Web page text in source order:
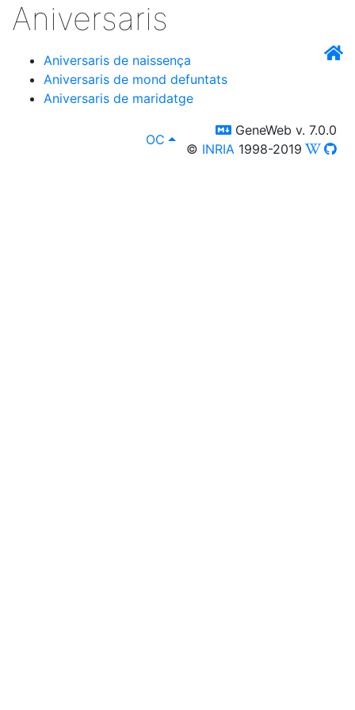
Aniversaris
Aniversaris de naissença
Aniversaris de mond defuntats
Aniversaris de maridatge
lang
OC , [select lang]
switch to templm
GeneWeb v. 7.0.0
© INRIA 1998-2019